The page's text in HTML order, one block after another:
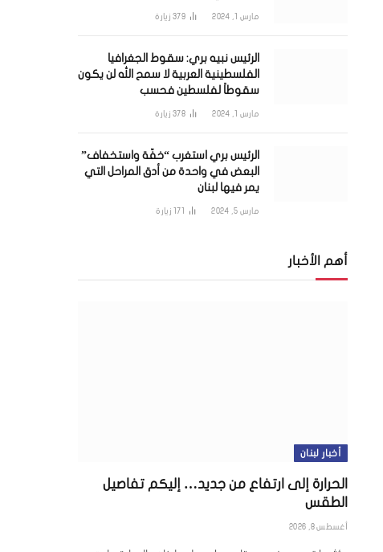
مارس 1, 2024 379 زيارة
الرئيس نبيه بري: سقوط الجغرافيا
الفلسطينية العربية لا سمح الله لن يكون
سقوطاً لفلسطين فحسب
مارس 1, 2024 378 زيارة
الرئيس بري استغرب “خفّة واستخفاف”
البعض في واحدة من أدق المراحل التي
يمر فيها لبنان
مارس 5, 2024 171 زيارة
أهم الأخبار
أخبار لبنان
الحرارة إلى ارتفاع من جديد… إليكم تفاصيل
الطقس
أغسطس 8, 2026